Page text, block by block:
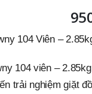
104 Viên –
104 viên –
trải nghiệm giặt